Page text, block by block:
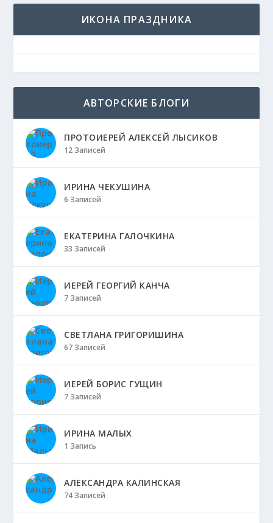
ИКОНА ПРАЗДНИКА
АВТОРСКИЕ БЛОГИ
ПРОТОИЕРЕЙ АЛЕКСЕЙ ЛЫСИКОВ
12 Записей
ИРИНА ЧЕКУШИНА
6 Записей
ЕКАТЕРИНА ГАЛОЧКИНА
33 Записей
ИЕРЕЙ ГЕОРГИЙ КАНЧА
7 Записей
СВЕТЛАНА ГРИГОРИШИНА
67 Записей
ИЕРЕЙ БОРИС ГУЩИН
7 Записей
ИРИНА МАЛЫХ
1 Запись
АЛЕКСАНДРА КАЛИНСКАЯ
74 Записей